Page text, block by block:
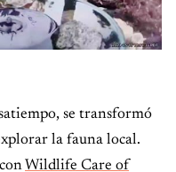
se transformó
la fauna local.
Wildlife Care of